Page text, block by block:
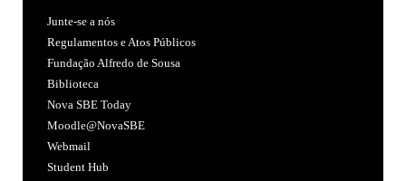
Junte-se a nós
Regulamentos e Atos Públicos
Fundação Alfredo de Sousa
Biblioteca
Nova SBE Today
Moodle@NovaSBE
Webmail
Student Hub